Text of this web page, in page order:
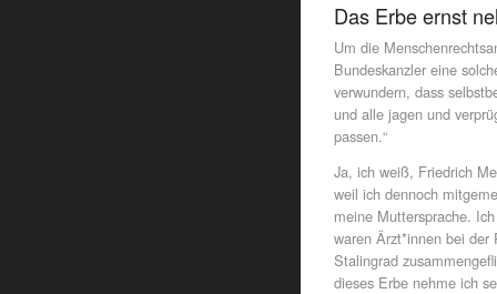
Das Erbe ernst
Um die
Bundeskanzler eine
verwundern, dass
und alle jagen und
passen.“
Ja, ich weiß, Friedrich
weil ich dennoch
meine Muttersprache.
waren Ärz­t*in­nen bei der
Stalingrad
dieses Erbe nehme ich